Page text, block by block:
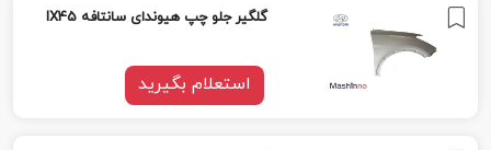
گلگیر جلو چپ هیوندای سانتافه IX45
استعلام بگیرید